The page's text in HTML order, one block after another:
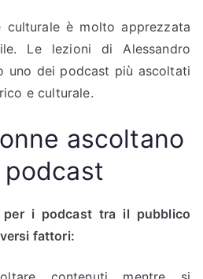
culturale è molto apprezzata
Le lezioni di Alessandro
uno dei podcast più ascoltati
e culturale.
ascoltano
per i podcast tra il pubblico
fattori: